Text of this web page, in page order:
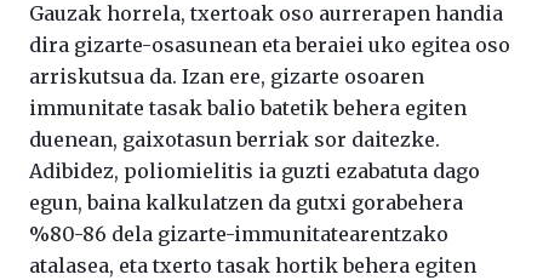
Gauzak horrela, txertoak oso aurrerapen handia
dira gizarte-osasunean eta beraiei uko egitea oso
arriskutsua da. Izan ere, gizarte osoaren
immunitate tasak balio batetik behera egiten
duenean, gaixotasun berriak sor daitezke.
Adibidez, poliomielitis ia guzti ezabatuta dago
egun, baina kalkulatzen da gutxi gorabehera
%80-86 dela gizarte-immunitatearentzako
atalasea, eta txerto tasak hortik behera egiten